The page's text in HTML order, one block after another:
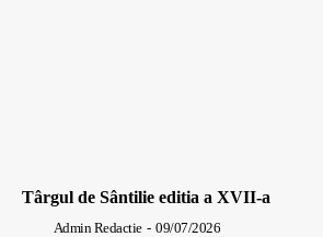
Târgul de Sântilie editia a XVII-a
Admin Redactie - 09/07/2026